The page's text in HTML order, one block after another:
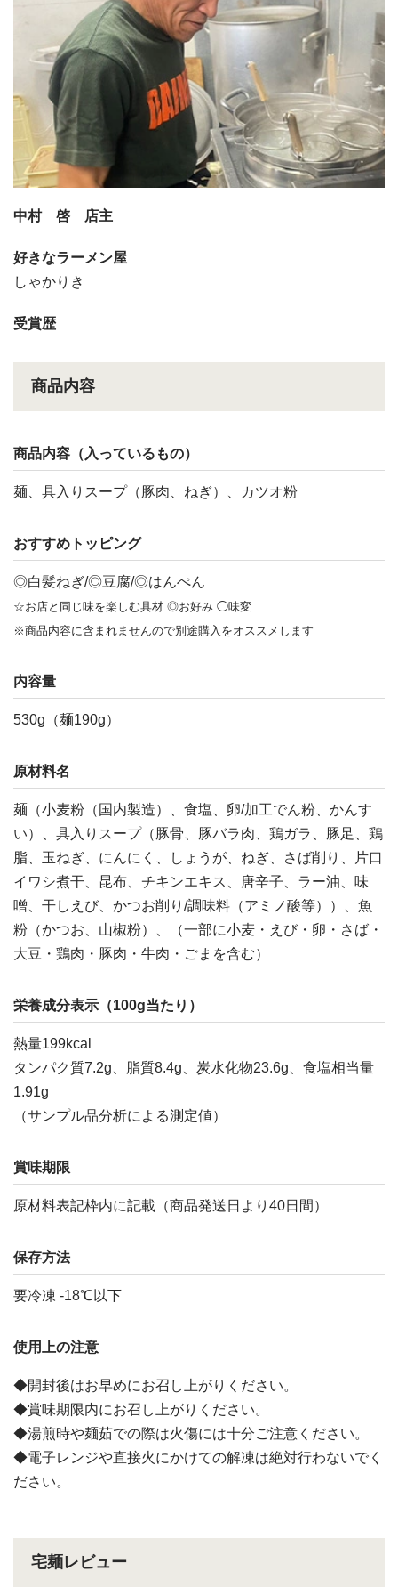
中村 啓 店主
好きなラーメン屋
しゃかりき
受賞歴
商品内容
商品内容（入っているもの）
麺、具入りスープ（豚肉、ねぎ）、カツオ粉
おすすめトッピング
◎白髪ねぎ/◎豆腐/◎はんぺん
☆お店と同じ味を楽しむ具材 ◎お好み ◯味変
※商品内容に含まれませんので別途購入をオススメします
内容量
530g（麺190g）
原材料名
麺（小麦粉（国内製造）、食塩、卵/加工でん粉、かんす
い）、具入りスープ（豚骨、豚バラ肉、鶏ガラ、豚足、鶏
脂、玉ねぎ、にんにく、しょうが、ねぎ、さば削り、片口
イワシ煮干、昆布、チキンエキス、唐辛子、ラー油、味
噌、干しえび、かつお削り/調味料（アミノ酸等））、魚
粉（かつお、山椒粉）、（一部に小麦・えび・卵・さば・
大豆・鶏肉・豚肉・牛肉・ごまを含む）
栄養成分表示（100g当たり）
熱量199kcal
タンパク質7.2g、脂質8.4g、炭水化物23.6g、食塩相当量
1.91g
（サンプル品分析による測定値）
賞味期限
原材料表記枠内に記載（商品発送日より40日間）
保存方法
要冷凍 -18℃以下
使用上の注意
◆開封後はお早めにお召し上がりください。
◆賞味期限内にお召し上がりください。
◆湯煎時や麺茹での際は火傷には十分ご注意ください。
◆電子レンジや直接火にかけての解凍は絶対行わないでく
ださい。
宅麺レビュー